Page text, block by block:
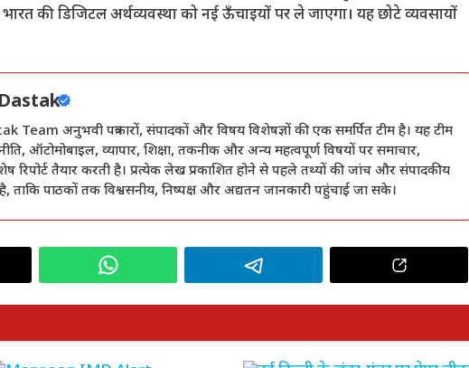
भारत की डिजिटल अर्थव्यवस्था को नई ऊँचाइयों पर ले जाएगा। यह छोटे व्यवसायों
Team अनुभवी पत्रकारों, संपादकों और विषय विशेषज्ञों की एक समर्पित टीम है। यह टीम
ऑटोमोबाइल, व्यापार, शिक्षा, तकनीक और अन्य महत्वपूर्ण विषयों पर समाचार,
रिपोर्ट तैयार करती है। प्रत्येक लेख प्रकाशित होने से पहले तथ्यों की जांच और संपादकीय
है, ताकि पाठकों तक विश्वसनीय, निष्पक्ष और अद्यतन जानकारी पहुंचाई जा सके।